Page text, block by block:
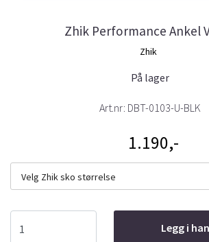
Zhik Performance Ankel
Zhik
På lager
Art.nr: DBT-0103-U-BLK
1.190,-
Velg Zhik sko størrelse
Legg i